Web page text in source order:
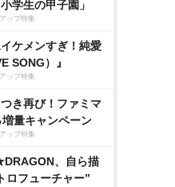
学生の甲子園」
ップ特集
ケメンすぎ！純愛
SONG）』
ップ特集
き再び！ファミマ
量キャンペーン
ップ特集
、自ら描
ロフューチャー”